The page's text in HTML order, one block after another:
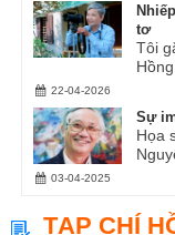
tơ
Tôi
22-04-2026
Sự
Họa
03-04-2025
TẠP CHÍ